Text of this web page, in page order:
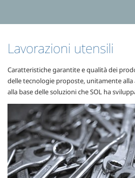
Lavorazioni utensili
Caratteristiche garantite e qualità dei
delle tecnologie proposte, unitamente
alla base delle soluzioni che SOL ha